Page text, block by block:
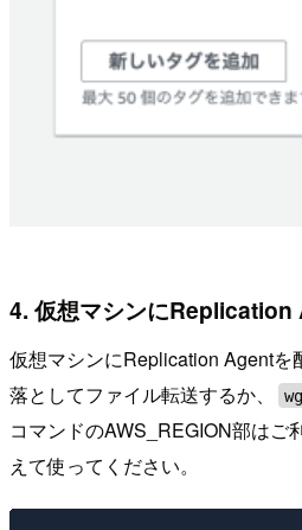
4. 仮想マシンにReplication
仮想マシンにReplication Agentを
落としてファイル転送するか、
コマンドのAWS_REGION部はご
えて使ってください。